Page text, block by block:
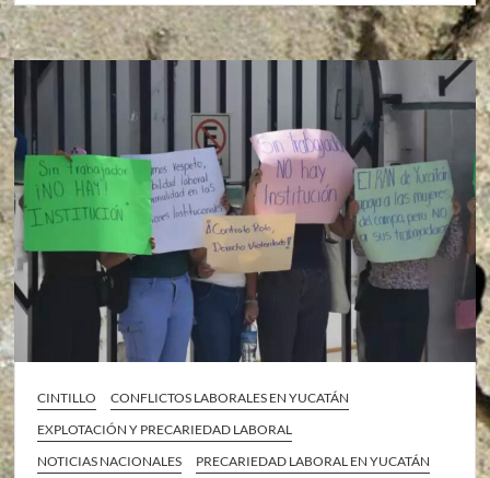
CINTILLO
CONFLICTOS LABORALES EN YUCATÁN
EXPLOTACIÓN Y PRECARIEDAD LABORAL
NOTICIAS NACIONALES
PRECARIEDAD LABORAL EN YUCATÁN